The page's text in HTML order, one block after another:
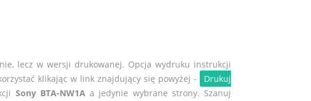
lecz w wersji drukowanej. Opcja wydruku instrukcji
klikając w link znajdujący się powyżej -
Drukuj
Sony BTA-NW1Aa jedynie wybrane strony. Szanuj